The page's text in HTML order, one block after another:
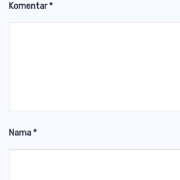
Komentar*
Nama*